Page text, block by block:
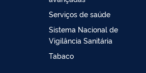
Serviços de saúde
Sistema Nacional de
Vigilância Sanitária
Tabaco